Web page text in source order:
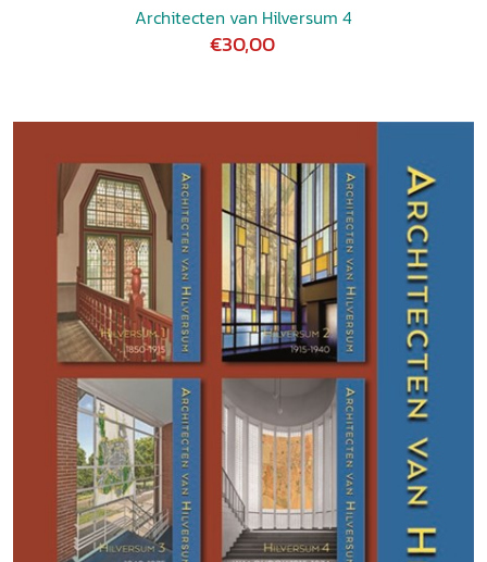
Architecten van Hilversum 4
€30,00